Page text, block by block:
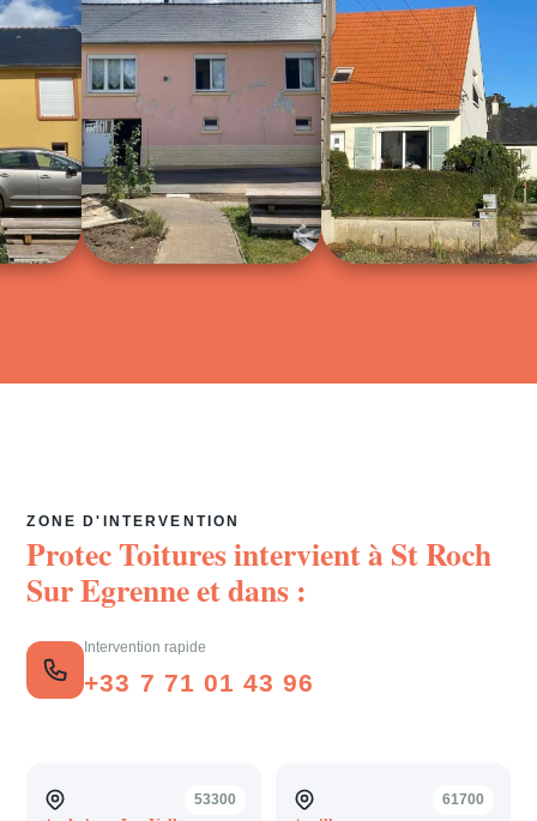
ZONE D'INTERVENTION
Protec Toitures intervient àSt Roch
Sur Egrenneet dans :
Intervention rapide
+33 7 71 01 43 96
53300 61700